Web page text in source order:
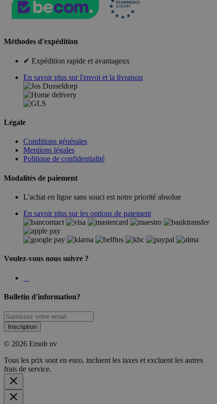
Méthodes d'expédition
✔ Expédition rapide et avantageux
En savoir plus sur l'envoi et la livraison
Légale
Conditions générales
Mentions légales
Politique de confidentialité
Modalités de paiement
L'achat en ligne sans souci est notre priorité absolue
En savoir plus sur les options de paiement
Voulez-vous nous suivre ?
Bulletin d'information?
Inscription
© 2026 Emob nv
Tous les prix sont en euro, incluent les taxes et excluent les autres
frais de service.